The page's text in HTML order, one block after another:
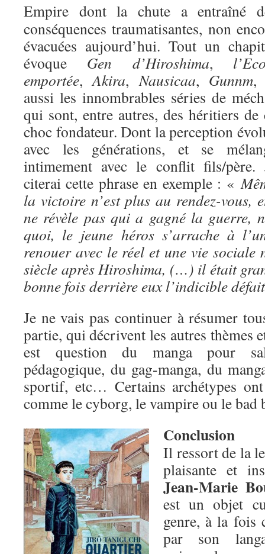
Empire dont la chute a entraîné
conséquences traumatisantes, non
évacuées aujourd’hui. Tout un
évoque Gen d’Hiroshima,
emportée,Akira,Nausicaa, Gunnm,
aussi les innombrables séries de
qui sont, entre autres, des héritiers de
choc fondateur. Dont la perception
avec les générations, et se
intimement avec le conflit fils/père.
citerai cette phrase en exemple : «
la victoire n’est plus au rendez-vous,
ne révèle pas qui a gagné la guerre,
quoi, le jeune héros s’arrache à
renouer avec le réel et une vie sociale
siècle après Hiroshima, (…) il était
bonne fois derrière eux l’indicible
Je ne vais pas continuer à résumer
partie, qui décrivent les autres thèmes
est question du manga pour
pédagogique, du gag-manga, du
sportif, etc… Certains archétypes
comme le cyborg, le vampire ou le bad
Conclusion
Il ressort de la
plaisante et
Jean-Marie
est un objet
genre, à la fois
par son